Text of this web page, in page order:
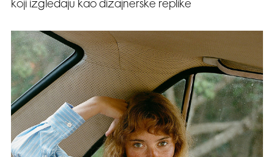
koji izgledaju kao dizajnerske replike